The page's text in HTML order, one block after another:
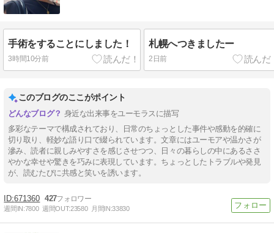
手術をすることにしました！
3時間10分前
札幌へつきましたー
2日前
このブログのここがポイント
身近な出来事をユーモラスに描写
多彩なテーマで構成されており、日常のちょっとした事件や感動を的確に
切り取り、軽妙な語り口で綴られています。文章にはユーモアや温かさが
滲み、読者に親しみやすさを感じさせつつ、日々の暮らしの中にあるささ
やかな幸せや驚きを巧みに表現しています。ちょっとしたトラブルや発見
が、読むたびに共感と笑いを誘います。
671360 427
週間IN:7800 週間OUT:23580 月間IN:33830